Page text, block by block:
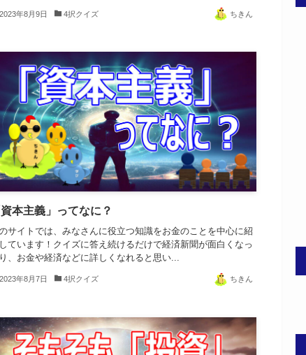
2023年8月9日 4択クイズ ちきん
資本主義」ってなに？
サイトでは、みなさんに役立つ知識をお金のことを中心に紹
ています！クイズに答え続けるだけで経済新聞が面白くなっ
、お金や経済などに詳しくなれると思い...
2023年8月7日 4択クイズ ちきん